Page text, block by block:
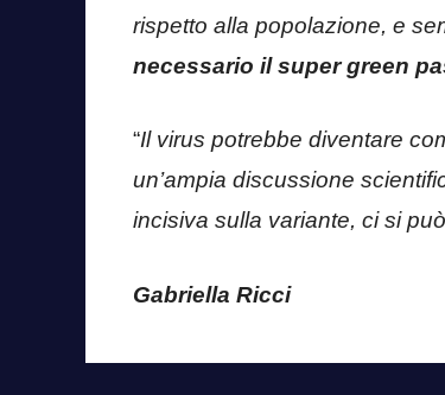
rispetto alla popolazione, e
necessario il super green
“Il virus potrebbe diventare
un’ampia discussione
incisiva sulla variante, ci si
Gabriella Ricci